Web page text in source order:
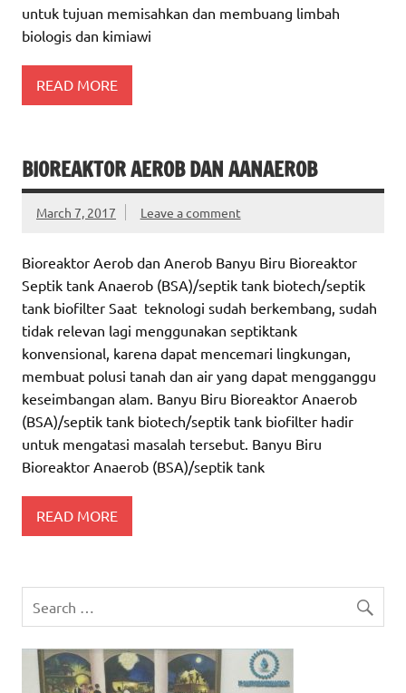
untuk tujuan memisahkan dan membuang limbah
biologis dan kimiawi
READ MORE
BIOREAKTOR AEROB DAN AANAEROB
March 7, 2017 Leave a comment
Bioreaktor Aerob dan Anerob Banyu Biru Bioreaktor
Septik tank Anaerob (BSA)/septik tank biotech/septik
tank biofilter Saat teknologi sudah berkembang, sudah
tidak relevan lagi menggunakan septiktank
konvensional, karena dapat mencemari lingkungan,
membuat polusi tanah dan air yang dapat mengganggu
keseimbangan alam. Banyu Biru Bioreaktor Anaerob
(BSA)/septik tank biotech/septik tank biofilter hadir
untuk mengatasi masalah tersebut. Banyu Biru
Bioreaktor Anaerob (BSA)/septik tank
READ MORE